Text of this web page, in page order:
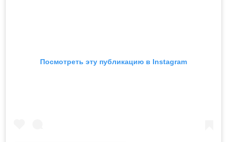
Посмотреть эту публикацию в Instagram